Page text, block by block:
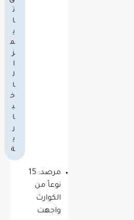
ت
ا
ي
م
ز
ا
ل
ا
خ
ب
ا
ر
ي
ة
مرصد: 15
نوعاً من
الكوارث
واجهت